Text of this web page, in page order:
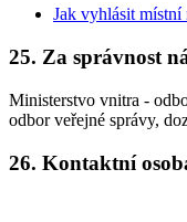
Jak vyhlásit místní
25. Za správnost
Ministerstvo vnitra -
odbor veřejné správy,
26. Kontaktní